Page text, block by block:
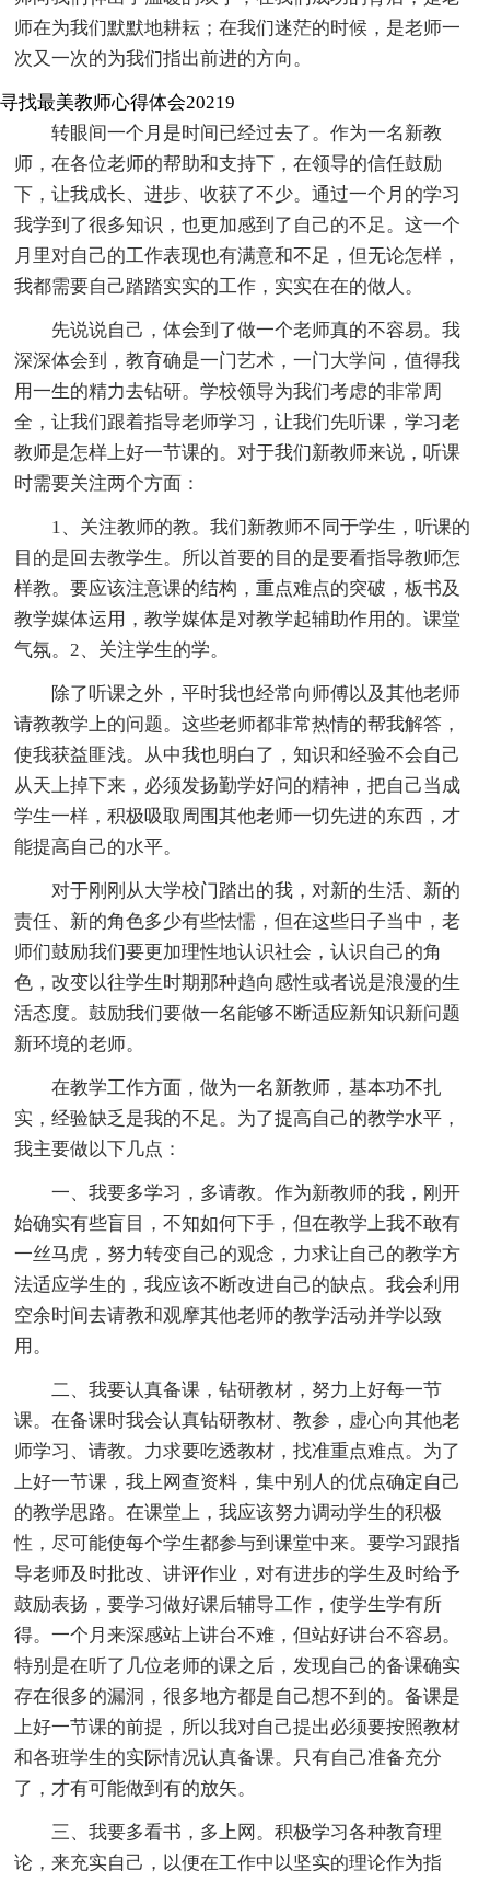
师在为我们默默地耕耘；在我们迷茫的时候，是老师一
次又一次的为我们指出前进的方向。
寻找最美教师心得体会20219
转眼间一个月是时间已经过去了。作为一名新教
师，在各位老师的帮助和支持下，在领导的信任鼓励
下，让我成长、进步、收获了不少。通过一个月的学习
我学到了很多知识，也更加感到了自己的不足。这一个
月里对自己的工作表现也有满意和不足，但无论怎样，
我都需要自己踏踏实实的工作，实实在在的做人。
先说说自己，体会到了做一个老师真的不容易。我
深深体会到，教育确是一门艺术，一门大学问，值得我
用一生的精力去钻研。学校领导为我们考虑的非常周
全，让我们跟着指导老师学习，让我们先听课，学习老
教师是怎样上好一节课的。对于我们新教师来说，听课
时需要关注两个方面：
1、关注教师的教。我们新教师不同于学生，听课的
目的是回去教学生。所以首要的目的是要看指导教师怎
样教。要应该注意课的结构，重点难点的突破，板书及
教学媒体运用，教学媒体是对教学起辅助作用的。课堂
气氛。2、关注学生的学。
除了听课之外，平时我也经常向师傅以及其他老师
请教教学上的问题。这些老师都非常热情的帮我解答，
使我获益匪浅。从中我也明白了，知识和经验不会自己
从天上掉下来，必须发扬勤学好问的精神，把自己当成
学生一样，积极吸取周围其他老师一切先进的东西，才
能提高自己的水平。
对于刚刚从大学校门踏出的我，对新的生活、新的
责任、新的角色多少有些怯懦，但在这些日子当中，老
师们鼓励我们要更加理性地认识社会，认识自己的角
色，改变以往学生时期那种趋向感性或者说是浪漫的生
活态度。鼓励我们要做一名能够不断适应新知识新问题
新环境的老师。
在教学工作方面，做为一名新教师，基本功不扎
实，经验缺乏是我的不足。为了提高自己的教学水平，
我主要做以下几点：
一、我要多学习，多请教。作为新教师的我，刚开
始确实有些盲目，不知如何下手，但在教学上我不敢有
一丝马虎，努力转变自己的观念，力求让自己的教学方
法适应学生的，我应该不断改进自己的缺点。我会利用
空余时间去请教和观摩其他老师的教学活动并学以致
用。
二、我要认真备课，钻研教材，努力上好每一节
课。在备课时我会认真钻研教材、教参，虚心向其他老
师学习、请教。力求要吃透教材，找准重点难点。为了
上好一节课，我上网查资料，集中别人的优点确定自己
的教学思路。在课堂上，我应该努力调动学生的积极
性，尽可能使每个学生都参与到课堂中来。要学习跟指
导老师及时批改、讲评作业，对有进步的学生及时给予
鼓励表扬，要学习做好课后辅导工作，使学生学有所
得。一个月来深感站上讲台不难，但站好讲台不容易。
特别是在听了几位老师的课之后，发现自己的备课确实
存在很多的漏洞，很多地方都是自己想不到的。备课是
上好一节课的前提，所以我对自己提出必须要按照教材
和各班学生的实际情况认真备课。只有自己准备充分
了，才有可能做到有的放矢。
三、我要多看书，多上网。积极学习各种教育理
论，来充实自己，以便在工作中以坚实的理论作为指